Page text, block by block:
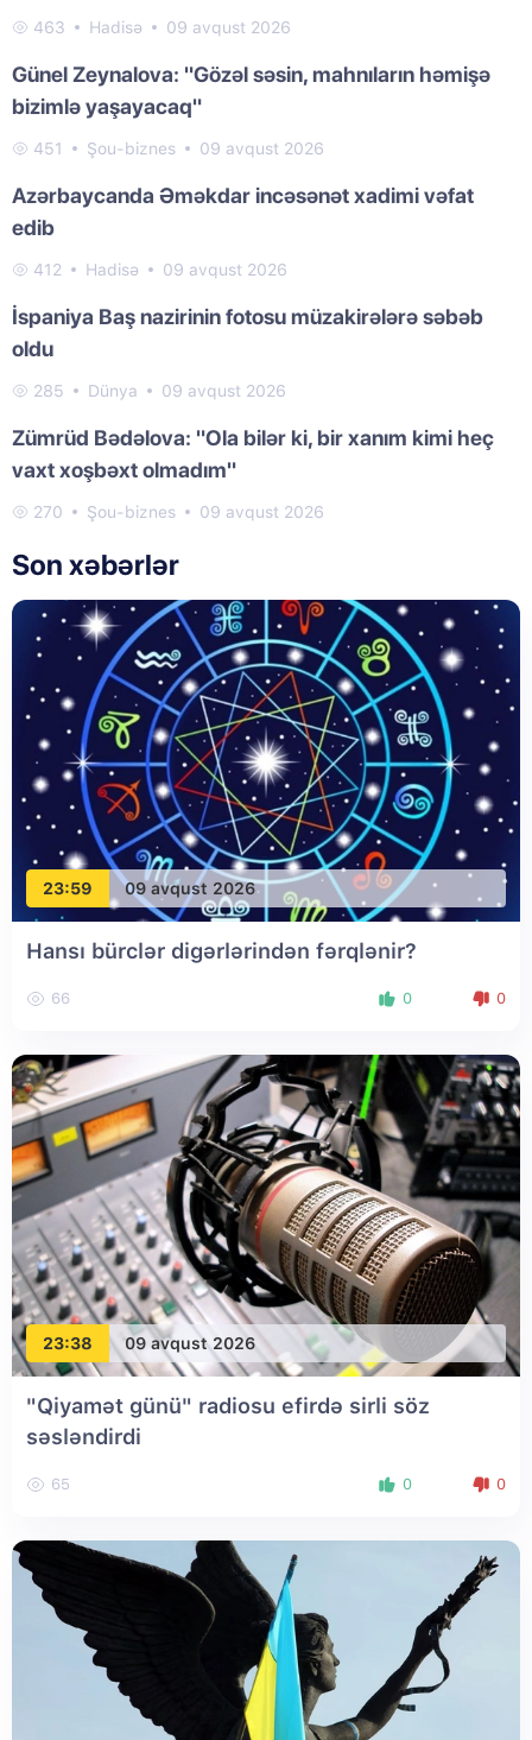
463 Hadisə 09 avqust 2026
Günel Zeynalova: "Gözəl səsin, mahnıların həmişə
bizimlə yaşayacaq"
451 Şou-biznes 09 avqust 2026
Azərbaycanda Əməkdar incəsənət xadimi vəfat
edib
412 Hadisə 09 avqust 2026
İspaniya Baş nazirinin fotosu müzakirələrə səbəb
oldu
285 Dünya 09 avqust 2026
Zümrüd Bədəlova: "Ola bilər ki, bir xanım kimi heç
vaxt xoşbəxt olmadım"
270 Şou-biznes 09 avqust 2026
Son xəbərlər
23:59 09 avqust 2026
Hansı bürclər digərlərindən fərqlənir?
66 0 0
23:38 09 avqust 2026
"Qiyamət günü" radiosu efirdə sirli söz
səsləndirdi
65 0 0